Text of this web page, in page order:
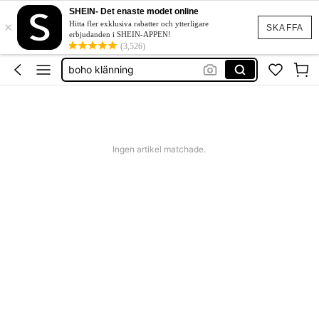
SKAFFA
×
SHEIN- Det enaste modet online
Hitta fler exklusiva rabatter och ytterligare
erbjudanden i SHEIN-APPEN!
(3,526)
squishies
festklänning bröllop
boho klänning
shorts dam
Ingen artikel matchade.